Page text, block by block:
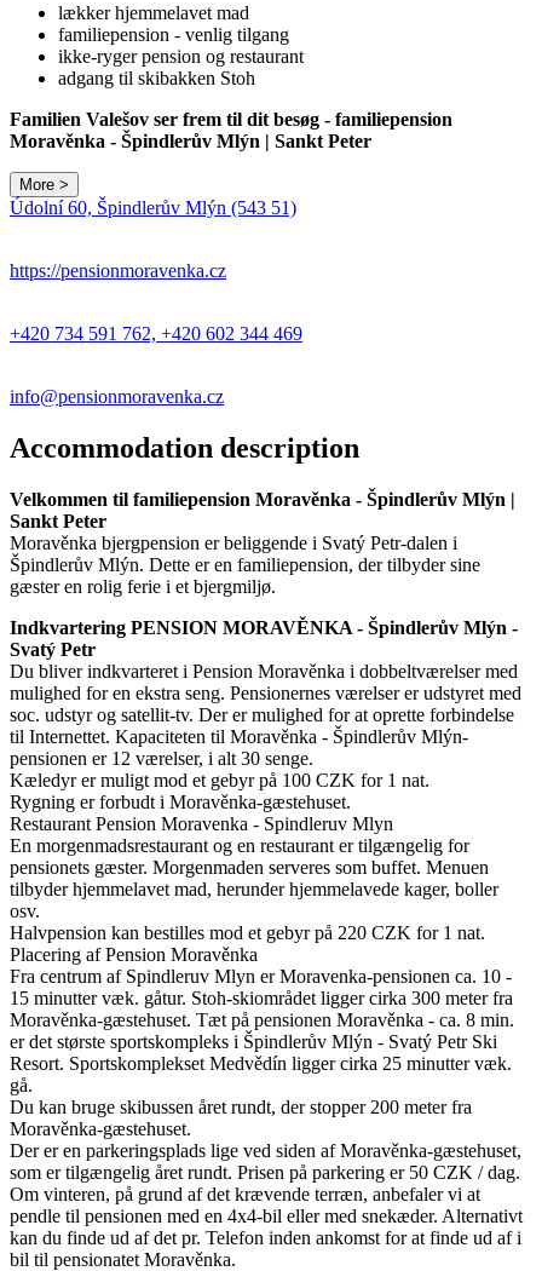
lækker hjemmelavet mad
familiepension - venlig tilgang
ikke-ryger pension og restaurant
adgang til skibakken Stoh
Familien Valešov ser frem til dit besøg - familiepension
Moravěnka - Špindlerův Mlýn | Sankt Peter
More >
Údolní 60, Špindlerův Mlýn (543 51)
https://pensionmoravenka.cz
+420 734 591 762, +420 602 344 469
info@pensionmoravenka.cz
Accommodation description
Velkommen til familiepension Moravěnka - Špindlerův Mlýn |
Sankt Peter
Moravěnka bjergpension er beliggende i Svatý Petr-dalen i
Špindlerův Mlýn. Dette er en familiepension, der tilbyder sine
gæster en rolig ferie i et bjergmiljø.
Indkvartering PENSION MORAVĚNKA - Špindlerův Mlýn -
Svatý Petr
Du bliver indkvarteret i Pension Moravěnka i dobbeltværelser med
mulighed for en ekstra seng. Pensionernes værelser er udstyret med
soc. udstyr og satellit-tv. Der er mulighed for at oprette forbindelse
til Internettet. Kapaciteten til Moravěnka - Špindlerův Mlýn-
pensionen er 12 værelser, i alt 30 senge.
Kæledyr er muligt mod et gebyr på 100 CZK for 1 nat.
Rygning er forbudt i Moravěnka-gæstehuset.
Restaurant Pension Moravenka - Spindleruv Mlyn
En morgenmadsrestaurant og en restaurant er tilgængelig for
pensionets gæster. Morgenmaden serveres som buffet. Menuen
tilbyder hjemmelavet mad, herunder hjemmelavede kager, boller
osv.
Halvpension kan bestilles mod et gebyr på 220 CZK for 1 nat.
Placering af Pension Moravěnka
Fra centrum af Spindleruv Mlyn er Moravenka-pensionen ca. 10 -
15 minutter væk. gåtur. Stoh-skiområdet ligger cirka 300 meter fra
Moravěnka-gæstehuset. Tæt på pensionen Moravěnka - ca. 8 min.
er det største sportskompleks i Špindlerův Mlýn - Svatý Petr Ski
Resort. Sportskomplekset Medvědín ligger cirka 25 minutter væk.
gå.
Du kan bruge skibussen året rundt, der stopper 200 meter fra
Moravěnka-gæstehuset.
Der er en parkeringsplads lige ved siden af ​​Moravěnka-gæstehuset,
som er tilgængelig året rundt. Prisen på parkering er 50 CZK / dag.
Om vinteren, på grund af det krævende terræn, anbefaler vi at
pendle til pensionen med en 4x4-bil eller med snekæder. Alternativt
kan du finde ud af det pr. Telefon inden ankomst for at finde ud af i
bil til pensionatet Moravěnka.